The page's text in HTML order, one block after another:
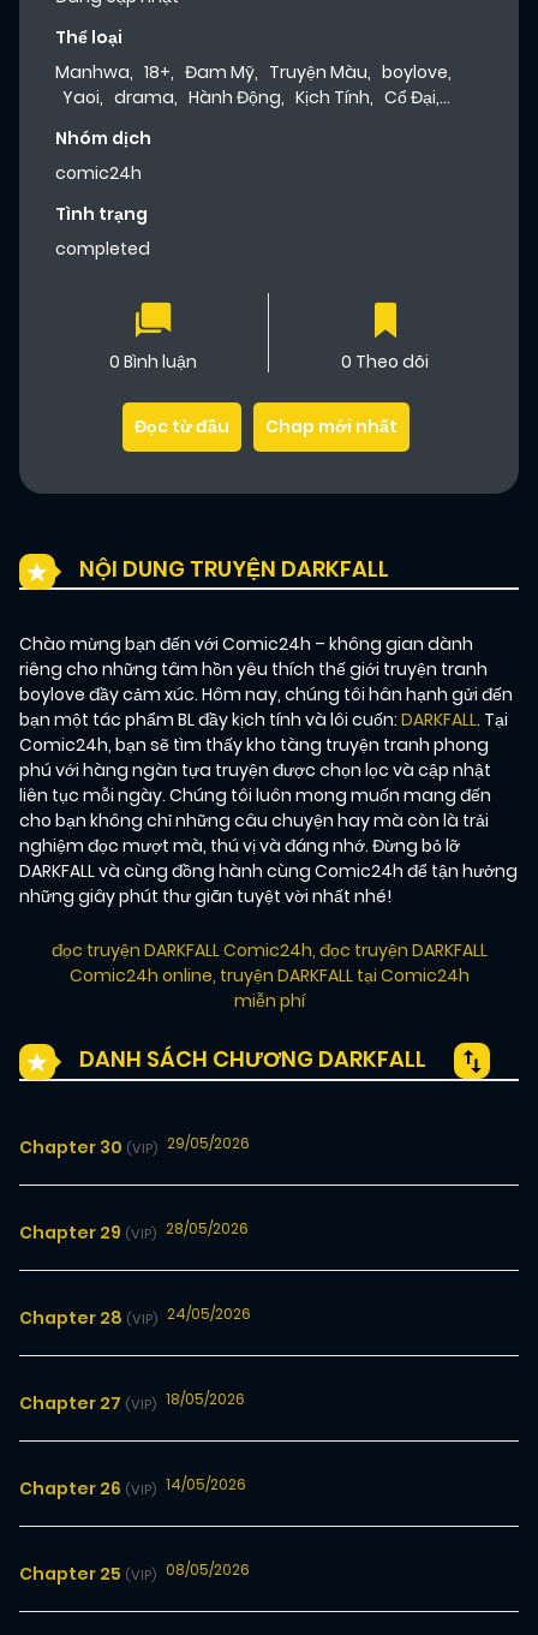
Thể loại
Manhwa, 18+, Đam Mỹ, Truyện Màu, boylove,
Yaoi, drama, Hành Động, Kịch Tính, Cổ Đại,
Truyện
Nhóm dịch
comic24h
Tình trạng
completed
0 Bình luận 0 Theo dõi
Đọc từ đầu Chap mới nhất
NỘI DUNG TRUYỆN DARKFALL
Chào mừng bạn đến với Comic24h – không gian dành
riêng cho những tâm hồn yêu thích thế giới truyện tranh
boylove đầy cảm xúc. Hôm nay, chúng tôi hân hạnh gửi đến
bạn một tác phẩm BL đầy kịch tính và lôi cuốn: DARKFALL. Tại
Comic24h, bạn sẽ tìm thấy kho tàng truyện tranh phong
phú với hàng ngàn tựa truyện được chọn lọc và cập nhật
liên tục mỗi ngày. Chúng tôi luôn mong muốn mang đến
cho bạn không chỉ những câu chuyện hay mà còn là trải
nghiệm đọc mượt mà, thú vị và đáng nhớ. Đừng bỏ lỡ
DARKFALL và cùng đồng hành cùng Comic24h để tận hưởng
những giây phút thư giãn tuyệt vời nhất nhé!
đọc truyện DARKFALL Comic24h, đọc truyện DARKFALL
Comic24h online, truyện DARKFALL tại Comic24h
miễn phí
DANH SÁCH CHƯƠNG DARKFALL
Chapter 30 (VIP) 29/05/2026
Chapter 29 (VIP) 28/05/2026
Chapter 28 (VIP) 24/05/2026
Chapter 27 (VIP) 18/05/2026
Chapter 26 (VIP) 14/05/2026
Chapter 25 (VIP) 08/05/2026